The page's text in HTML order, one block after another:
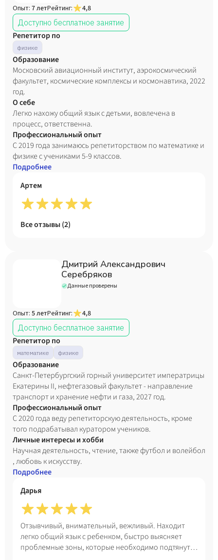
Опыт: 7 летРейтинг:
4,8
Доступно бесплатное занятие
Репетитор по
физике
Образование
Московский авиационный институт, аэрокосмический
факультет, космические комплексы и космонавтика, 2022
год.
О себе
Легко нахожу общий язык с детьми, вовлечена в
процесс, ответственна.
Профессиональный опыт
С 2019 года занимаюсь репетиторством по математике и
физике с учениками 5-9 классов.
Подробнее
Артем
Все отзывы (2)
Дмитрий Александрович
Серебряков
Данные проверены
Опыт: 5 летРейтинг:
4,8
Доступно бесплатное занятие
Репетитор по
математике физике
Образование
Санкт-Петербургский горный университет императрицы
Екатерины II, нефтегазовый факультет - направление
транспорт и хранение нефти и газа, 2027 год.
Профессиональный опыт
С 2020 года веду репетиторскую деятельность, кроме
того подрабатывал куратором учеников.
Личные интересы и хобби
Научная деятельность, чтение, также футбол и волейбол
, любовь к искусству.
Подробнее
Дарья
Отзывчивый, внимательный, вежливый. Находит
легко общий язык с ребенком, быстро выясняет
проблемные зоны, которые необходимо подтянуть.